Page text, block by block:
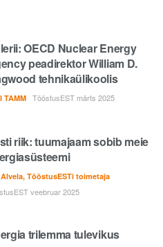
OECD Nuclear Energy
peadirektor William D.
tehnikaülikoolis
TAMM TööstusEST märts 2025
riik: tuumajaam sobib meie
TööstusESTi toimetaja
veebruar 2025
trilemma tulevikus